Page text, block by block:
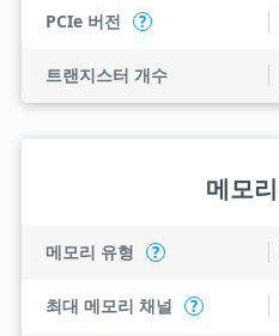
PCIe 버전 ?
트랜지스터 개수
메모
메모리 유형 ?
최대 메모리 채널 ?